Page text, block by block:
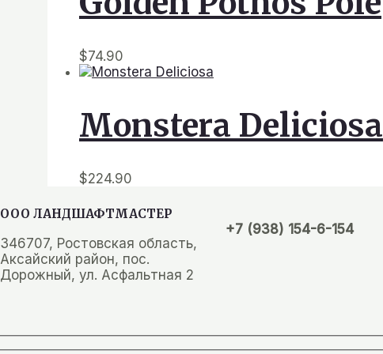
$74.90
Monstera Deliciosa
$224.90
ООО ЛАНДШАФТМАСТЕР
346707, Ростовская область,
Аксайский район, пос.
Дорожный, ул. Асфальтная 2
+7 (938) 154-6-154